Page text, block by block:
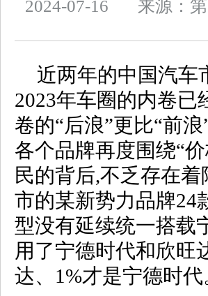
2024-07-16 来源：
近两年的中国汽车
2023年车圈的内卷已
卷的“后浪”更比“前
各个品牌再度围绕“
民的背后,不乏存在
市的某新势力品牌24
型没有延续统一搭载
用了宁德时代和欣旺
达、1%才是宁德时代